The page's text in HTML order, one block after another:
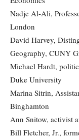
Nadje Al-Ali,
London
David Harvey,
Geography, CUNY
Michael Hardt,
Duke University
Marina Sitrin,
Binghamton
Ann Snitow, activist
Bill Fletcher, Jr.,